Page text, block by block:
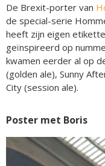
De Brexit-porter van
de special-serie
heeft zijn eigen
geïnspireerd op
kwamen eerder al op
(golden ale), Sunny
City (session ale).
Poster met Boris